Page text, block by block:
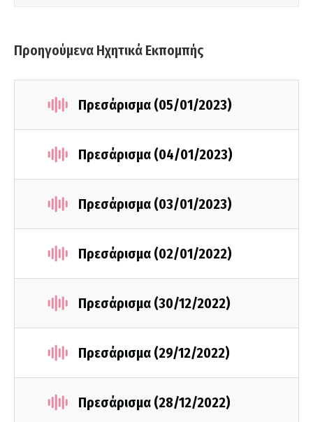
Προηγούμενα Ηχητικά Εκπομπής
Πρεσάρισμα (05/01/2023)
Πρεσάρισμα (04/01/2023)
Πρεσάρισμα (03/01/2023)
Πρεσάρισμα (02/01/2022)
Πρεσάρισμα (30/12/2022)
Πρεσάρισμα (29/12/2022)
Πρεσάρισμα (28/12/2022)